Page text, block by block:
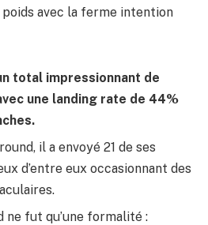
avec la ferme intention
total impressionnant de
une landing rate de 44%
il a envoyé 21 de ses
d’entre eux occasionnant des
ne fut qu’une formalité :